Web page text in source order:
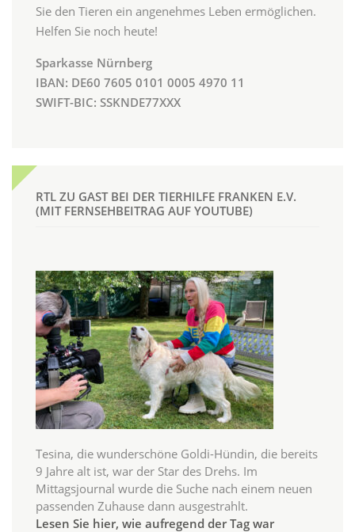
Sie den Tieren ein angenehmes Leben ermöglichen.
Helfen Sie noch heute!
Sparkasse Nürnberg
IBAN: DE60 7605 0101 0005 4970 11
SWIFT-BIC: SSKNDE77XXX
RTL ZU GAST BEI DER TIERHILFE FRANKEN E.V.
(MIT FERNSEHBEITRAG AUF YOUTUBE)
Tesina, die wunderschöne Goldi-Hündin, die bereits
9 Jahre alt ist, war der Star des Drehs. Im
Mittagsjournal wurde die Suche nach einem neuen
passenden Zuhause dann ausgestrahlt.
Lesen Sie hier, wie aufregend der Tag war